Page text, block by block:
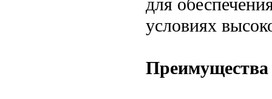
для
условиях
Преимущества